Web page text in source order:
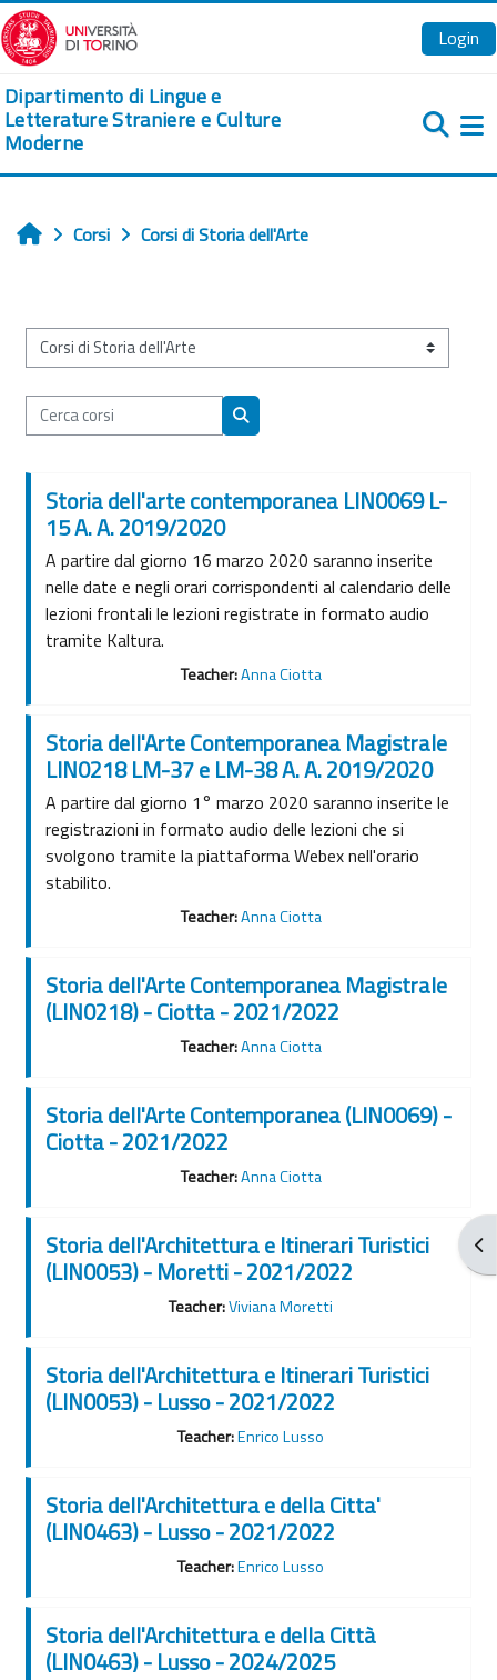
Vai al contenuto principale
Login
Dipartimento di Lingue e
Letterature Straniere e Culture
Moderne
Home
Corsi Corsi di Storia dell'Arte
Categorie di corso
Cerca corsi
Cerca corsi
Storia dell'arte contemporanea LIN0069 L-
15 A. A. 2019/2020
A partire dal giorno 16 marzo 2020 saranno inserite
nelle date e negli orari corrispondenti al calendario delle
lezioni frontali le lezioni registrate in formato audio
tramite Kaltura.
Teacher:Anna Ciotta
Storia dell'Arte Contemporanea Magistrale
LIN0218 LM-37 e LM-38 A. A. 2019/2020
A partire dal giorno 1° marzo 2020 saranno inserite le
registrazioni in formato audio delle lezioni che si
svolgono tramite la piattaforma Webex nell'orario
stabilito.
Teacher:Anna Ciotta
Storia dell'Arte Contemporanea Magistrale
(LIN0218) - Ciotta - 2021/2022
Teacher:Anna Ciotta
Storia dell'Arte Contemporanea (LIN0069) -
Ciotta - 2021/2022
Teacher:Anna Ciotta
Storia dell'Architettura e Itinerari Turistici
(LIN0053) - Moretti - 2021/2022
Teacher:Viviana Moretti
Storia dell'Architettura e Itinerari Turistici
(LIN0053) - Lusso - 2021/2022
Teacher:Enrico Lusso
Storia dell'Architettura e della Citta'
(LIN0463) - Lusso - 2021/2022
Teacher:Enrico Lusso
Storia dell'Architettura e della Città
(LIN0463) - Lusso - 2024/2025